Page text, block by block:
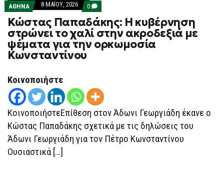
ΑΘΗΝΑ 8 ΜΑΪ́ΟΥ, 2026 0 COMMENTS
ON
ΚΏΣΤΑΣ
ΠΑΠΑΔΆΚΗΣ:
Η
ΚΥΒΈΡΝΗΣΗ
ΣΤΡΏΝΕΙ
ΜΕ
ΨΈΜΑΤΑ
ΓΙΑ
ΤΗΝ
ΟΡΚΩΜΟΣΊΑ
ΚΩΝΣΤΑΝΤΊΝΟΥ
Κώστας Παπαδάκης: Η κυβέρνηση
στρώνει το χαλί στην ακροδεξιά με
ψέματα για την ορκωμοσία
Κωνσταντίνου
Κοινοποιήστε
ΚοινοποιήστεΕπίθεση στον Άδωνι Γεωργιάδη έκανε ο
Κώστας Παπαδάκης σχετικά με τις δηλώσεις του
Άδωνι Γεωργιάδη για τον Πέτρο Κωνσταντίνου
Ουσιαστικά […]